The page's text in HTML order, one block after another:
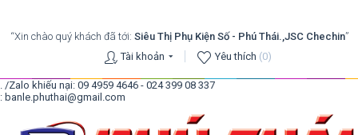
“Xin chào quý khách đã tới: Siêu Thị Phụ Kiện Số - Phú Thái.,JSC Chechin”
Tài khoản
Yêu thích (0)
. /Zalo khiếu nại: 09 4959 4646 - 024 399 08 337
: banle.phuthai@gmail.com